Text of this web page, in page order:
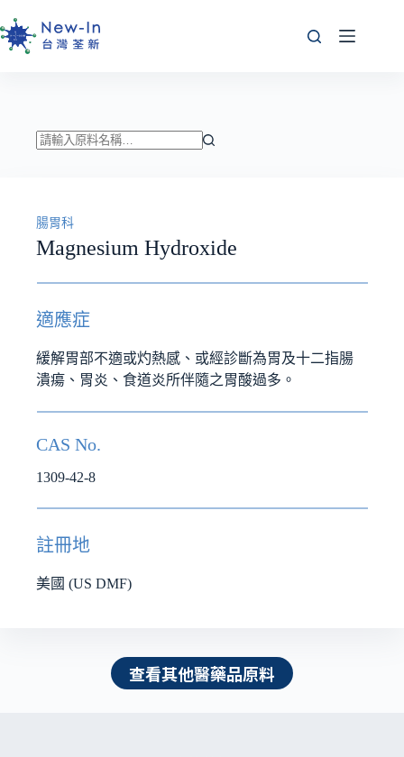
至
主
符
合
的
果
腸胃科
Magnesium Hydroxide
適應症
緩解胃部不適或灼熱感、或經診斷為胃及十二指腸
潰瘍、胃炎、食道炎所伴隨之胃酸過多。
CAS No.
1309-42-8
註冊地
美國 (US DMF)
查看其他醫藥品原料